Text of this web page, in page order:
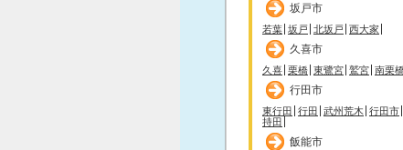
坂戸市
若葉 坂戸 北坂戸 西大家
久喜市
久喜 栗橋 東鷺宮 鷲宮 南栗
行田市
東行田 行田 武州荒木 行田市
持田
飯能市